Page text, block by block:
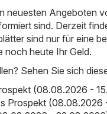
neuesten Angeboten
sind. Derzeit
sind nur für eine
noch heute Ihr Geld.
Sehen Sie sich
(08.08.2026 -
Prospekt (08.08.2026